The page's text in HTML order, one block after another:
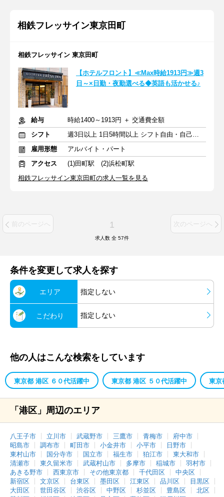
相鉄フレッサイン東京田町
相鉄フレッサイン 東京田町
【ホテルフロント】≪Max時給1913円≫週3
日～×日勤・夜勤選べる◆英語も活かせる♪
給与
時給1400～1913円 ＋ 交通費全額
シフト
週3日以上 1日5時間以上 シフト自由・自己申告
雇用形態
アルバイト・パート
アクセス
(1)田町駅 (2)浜松町駅
相鉄フレッサイン東京田町の求人一覧を見る
前のページへ 1 次のページへ
求人数 全 57件
条件を変更して求人を探す
エリア 指定しない
こだわり 指定しない
他の人はこんな検索をしています
東京都 港区 ６０代活躍中 東京都 港区 ５０代活躍中 東京
「港区」周辺のエリア
八王子市 立川市 武蔵野市 三鷹市 青梅市
府中市
昭島市
調布市 町田市 小金井市 小平市
日野市
東村山市
国分寺市 国立市 福生市 狛江市
東大和市
清瀬市
東久留米市 武蔵村山市 多摩市 稲城市
羽村市
あきる野市
西東京市 その他東京都 千代田区
中央区
新宿区
文京区 台東区 墨田区 江東区 品川区
目黒区
大田区
世田谷区 渋谷区 中野区 杉並区 豊島区
北区